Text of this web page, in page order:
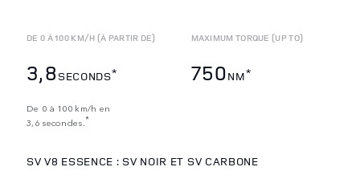
DE 0 À 100 KM/H (À PARTIR DE)
3,8 SECONDS*
De 0 à 100 km/h en
3,6 secondes. *
MAXIMUM TORQUE (UP TO)
750NM*
SV V8 ESSENCE : SV NOIR ET SV CARBONE